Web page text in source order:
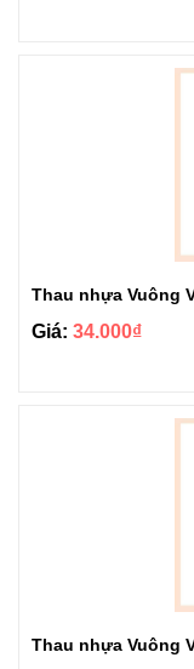
Thau nhựa Vuông
Giá: 34.000₫
Thau nhựa Vuông